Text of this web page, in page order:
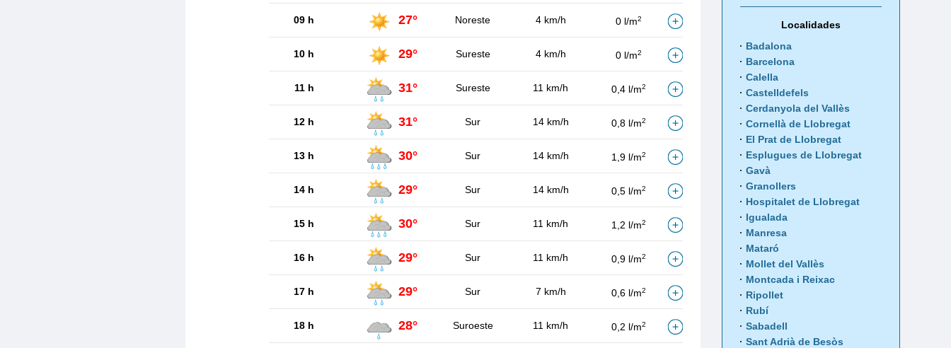
09 h 27° Noreste 4 km/h 0 l/m2
10 h 29° Sureste 4 km/h 0 l/m2
11 h 31° Sureste 11 km/h 0,4 l/m2
12 h 31° Sur 14 km/h 0,8 l/m2
13 h 30° Sur 14 km/h 1,9 l/m2
14 h 29° Sur 14 km/h 0,5 l/m2
15 h 30° Sur 11 km/h 1,2 l/m2
16 h 29° Sur 11 km/h 0,9 l/m2
17 h 29° Sur 7 km/h 0,6 l/m2
18 h 28° Suroeste 11 km/h 0,2 l/m2
Localidades
Badalona
Barcelona
Calella
Castelldefels
Cerdanyola del Vallès
Cornellà de Llobregat
El Prat de Llobregat
Esplugues de Llobregat
Gavà
Granollers
Hospitalet de Llobregat
Igualada
Manresa
Mataró
Mollet del Vallès
Montcada i Reixac
Ripollet
Rubí
Sabadell
Sant Adrià de Besòs